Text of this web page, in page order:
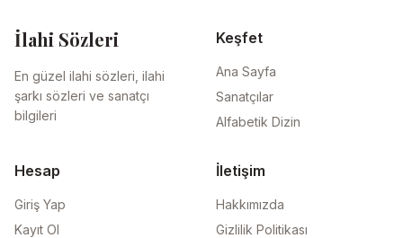
İlahi Sözleri
En güzel ilahi sözleri, ilahi
şarkı sözleri ve sanatçı
bilgileri
Keşfet
Ana Sayfa
Sanatçılar
Alfabetik Dizin
Hesap
Giriş Yap
Kayıt Ol
İletişim
Hakkımızda
Gizlilik Politikası